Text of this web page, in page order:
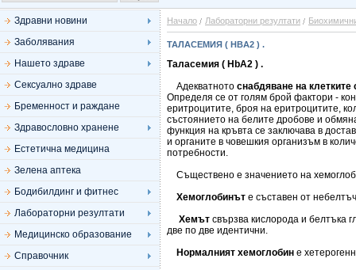
Здравни новини
Заболявания
Нашето здраве
Сексуално здраве
Бременност и раждане
Здравословно хранене
Естетична медицина
Зелена аптека
Бодибилдинг и фитнес
Лабораторни резултати
Медицинско образование
Справочник
Начало Лабораторни резултати
ТАЛАСЕМИЯ ( HBA2 ) .
Таласемия ( HbA2 ) .
Адекватното снабдяване на клетките
Определя се от голям брой фактори -
еритроцитите, броя на еритроцитите,
състоянието на белите дробове и
функция на кръвта се заключава в
и органите в човешкия организъм в
потребности.
Съществено е значението на
Хемоглобинът е съставен от
Хемът свързва кислорода и белтъка
две по две идентични.
Нормалният хемоглобин е